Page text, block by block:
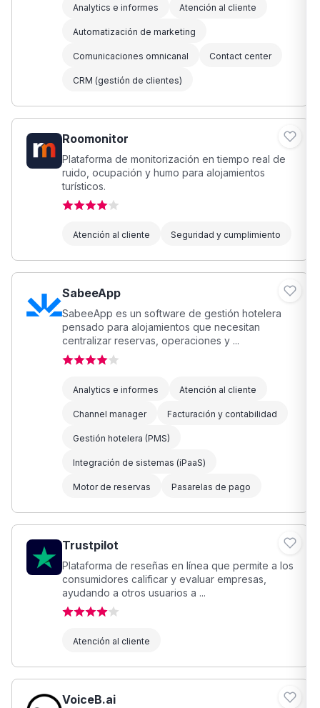
Analytics e informes Atención al cliente
Automatización de marketing
Comunicaciones omnicanal Contact center
CRM (gestión de clientes)
Roomonitor
Plataforma de monitorización en tiempo real de
ruido, ocupación y humo para alojamientos
turísticos.
Atención al cliente Seguridad y cumplimiento
SabeeApp
SabeeApp es un software de gestión hotelera
pensado para alojamientos que necesitan
centralizar reservas, operaciones y ...
Analytics e informes Atención al cliente
Channel manager Facturación y contabilidad
Gestión hotelera (PMS)
Integración de sistemas (iPaaS)
Motor de reservas Pasarelas de pago
Trustpilot
Plataforma de reseñas en línea que permite a los
consumidores calificar y evaluar empresas,
ayudando a otros usuarios a ...
Atención al cliente
VoiceB.ai